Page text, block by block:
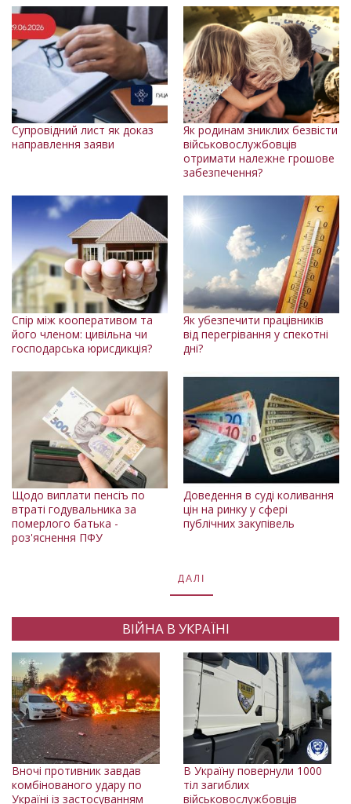
Супровідний лист як доказ
направлення заяви
Як родинам зниклих безвісти
військовослужбовців
отримати належне грошове
забезпечення?
Спір між кооперативом та
його членом: цивільна чи
господарська юрисдикція?
Як убезпечити працівників
від перегрівання у спекотні
дні?
Щодо виплати пенсіъ по
втраті годувальника за
померлого батька -
роз'яснення ПФУ
Доведення в суді коливання
цін на ринку у сфері
публічних закупівель
ДАЛІ
ВІЙНА В УКРАЇНІ
Вночі противник завдав
комбінованого удару по
Україні із застосуванням
В Україну повернули 1000
тіл загиблих
військовослужбовців